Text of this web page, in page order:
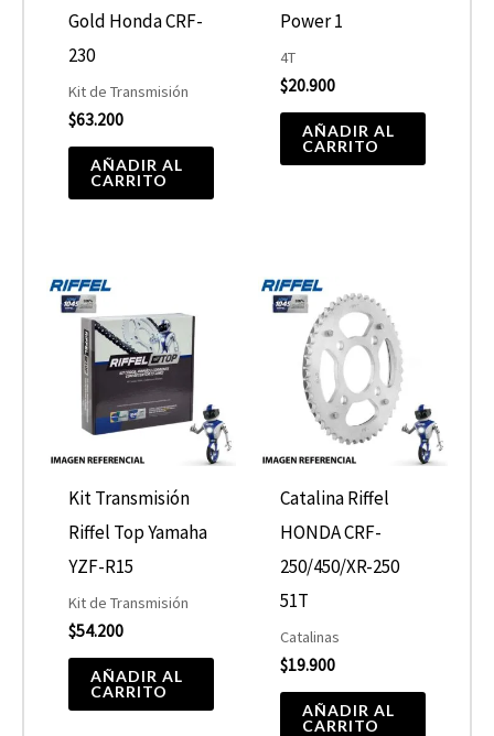
Gold Honda CRF-
230
Kit de Transmisión
$63.200
AÑADIR AL
CARRITO
Power 1
4T
$20.900
AÑADIR AL
CARRITO
Kit Transmisión
Riffel Top Yamaha
YZF-R15
Kit de Transmisión
$54.200
AÑADIR AL
CARRITO
Catalina Riffel
HONDA CRF-
250/450/XR-250
51T
Catalinas
$19.900
AÑADIR AL
CARRITO